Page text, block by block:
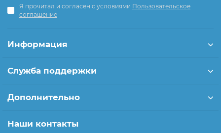
Я прочитал и согласен с условиями Пользовательское
соглашение
Информация
Служба поддержки
Дополнительно
Наши контакты